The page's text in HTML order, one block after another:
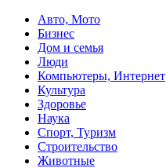
Авто, Мото
Бизнес
Дом и семья
Люди
Компьютеры, Интернет
Культура
Здоровье
Наука
Спорт, Туризм
Строительство
Животные